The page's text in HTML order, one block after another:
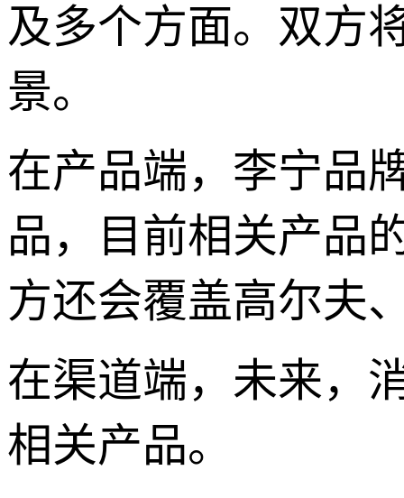
及多个方面。双方
景。
在产品端，李宁品
品，目前相关产品
方还会覆盖高尔夫
在渠道端，未来，
相关产品。